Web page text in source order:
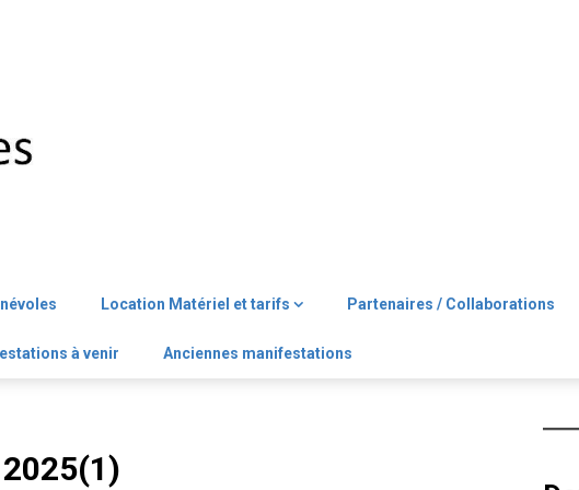
Location Matériel et tarifs Partenaires / Collaborations
à venir Anciennes manifestations